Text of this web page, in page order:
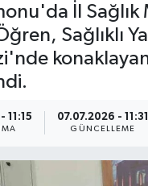
İl
Öğren, Sağlıklı
11:15 07.07.2026 - 11:31
GÜNCELLEME